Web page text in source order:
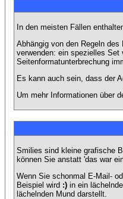
In den meisten Fällen
Abhängig von den Regeln
verwenden: ein spezielles
Seitenformatunterbrechung
Es kann auch sein, dass der
Um mehr Informationen über
Smilies sind kleine grafische
können Sie anstatt 'das war
Wenn Sie schonmal E-Mail-
Beispiel wird :)in ein
lächelnden Mund darstellt.